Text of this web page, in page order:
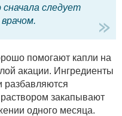
следует
помогают капли на
акации. Ингредиенты
разбавляются
закапывают
одного месяца.